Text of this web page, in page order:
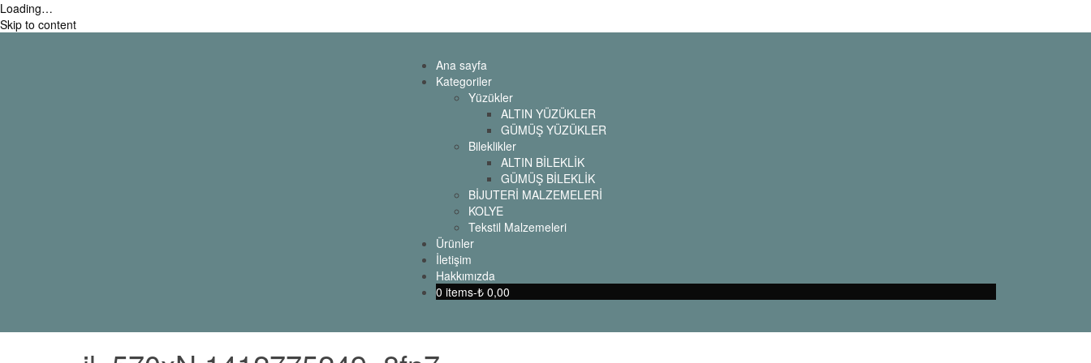
Loading…
Skip to content
Ana sayfa
Kategoriler
Yüzükler
ALTIN YÜZÜKLER
GÜMÜŞ YÜZÜKLER
Bileklikler
ALTIN BİLEKLİK
GÜMÜŞ BİLEKLİK
BİJUTERİ MALZEMELERİ
KOLYE
Tekstil Malzemeleri
Ürünler
İletişim
Hakkımızda
0 items-₺ 0,00